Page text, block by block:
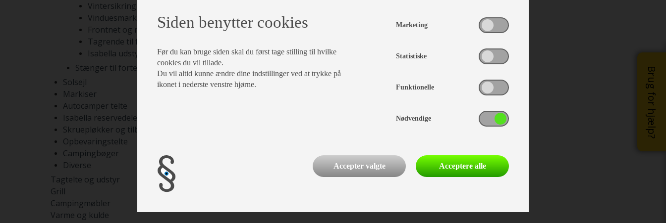
Brug for hjælp?
Vintersikring
Vinduesmarkiser
Frontnet og rumdelere
Tagrende til fortelte
Isabella udstyr
Stænger til fortelte
Solsejl
Markiser
Autocamper telte
Isabella reservedele
Skruepløkker og tilbehør
Opbevaringstelte
Campingbøger
Diverse
Tagtelte og udstyr
Grill
Campingmøbler
Varme og kulde
Siden benytter cookies
Før du kan bruge siden skal du først tage stilling til hvilke
cookies du vil tillade.
Du vil altid kunne ændre dine indstillinger ved at trykke på
ikonet i nederste venstre hjørne.
Marketing
Statistiske
Funktionelle
Nødvendige
Accepter valgte Acceptere alle